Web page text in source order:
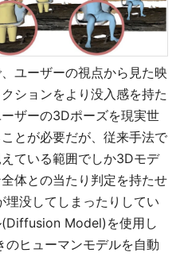
ユーザーの視点から見た映
ションをより没入感を持た
ザーの3Dポーズを現実世
とが必要だが、従来手法で
ている範囲でしか3Dモデ
体との当たり判定を持たせ
没してしまったりしてい
Model)を使用し
ヒューマンモデルを自動